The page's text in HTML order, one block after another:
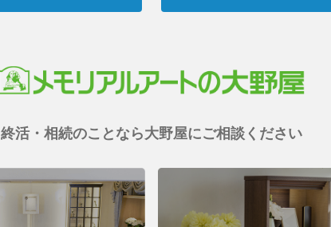
終活・相続のことなら大野屋にご相談ください